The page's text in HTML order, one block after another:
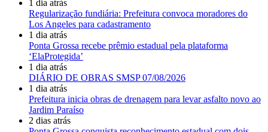
1 dia atrás
Regularização fundiária: Prefeitura convoca moradores do
Los Angeles para cadastramento
1 dia atrás
Ponta Grossa recebe prêmio estadual pela plataforma
‘ElaProtegida’
1 dia atrás
DIÁRIO DE OBRAS SMSP 07/08/2026
1 dia atrás
Prefeitura inicia obras de drenagem para levar asfalto novo ao
Jardim Paraíso
2 dias atrás